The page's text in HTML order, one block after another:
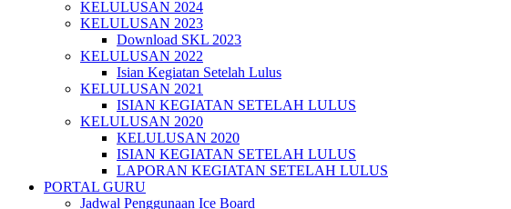
KELULUSAN 2024
KELULUSAN 2023
Download SKL 2023
KELULUSAN 2022
Isian Kegiatan Setelah Lulus
KELULUSAN 2021
ISIAN KEGIATAN SETELAH LULUS
KELULUSAN 2020
KELULUSAN 2020
ISIAN KEGIATAN SETELAH LULUS
LAPORAN KEGIATAN SETELAH LULUS
PORTAL GURU
Jadwal Penggunaan Ice Board